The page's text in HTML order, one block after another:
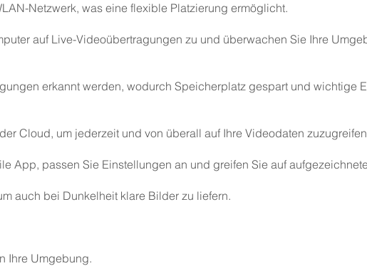
Netzwerk, was eine flexible Platzierung ermöglicht.
auf Live-Videoübertragungen zu und überwachen Sie Ihre
erkannt werden, wodurch Speicherplatz gespart und wichtige
Cloud, um jederzeit und von überall auf Ihre Videodaten
App, passen Sie Einstellungen an und greifen Sie auf
auch bei Dunkelheit klare Bilder zu liefern.
Ihre Umgebung.